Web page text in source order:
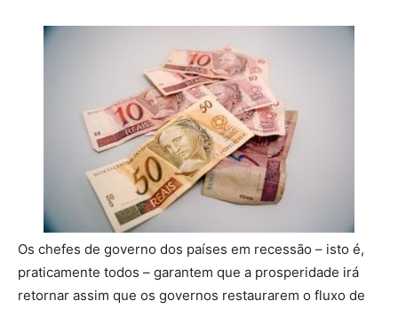
Os chefes de governo dos países em recessão – isto é,
praticamente todos – garantem que a prosperidade irá
retornar assim que os governos restaurarem o fluxo de